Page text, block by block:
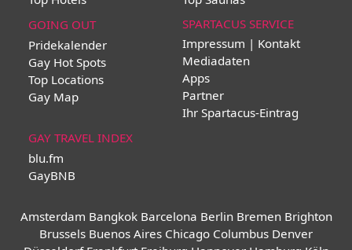
GOING OUT
Pridekalender
Gay Hot Spots
Top Locations
Gay Map
SPARTACUS SERVICE
Impressum | Kontakt
Mediadaten
Apps
Partner
Ihr Spartacus-Eintrag
GAY TRAVEL INDEX
blu.fm
GayBNB
Amsterdam Bangkok Barcelona Berlin Bremen Brighton
Brussels Buenos Aires Chicago Columbus Denver